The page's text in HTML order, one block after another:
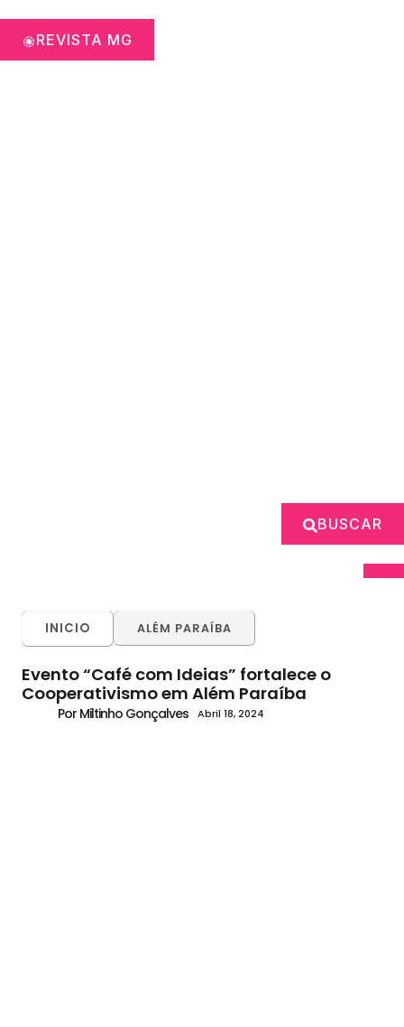
REVISTA MG
BUSCAR
INICIO ALÉM PARAÍBA
Evento “Café com Ideias” fortalece o
Cooperativismo em Além Paraíba
Por Miltinho Gonçalves Abril 18, 2024